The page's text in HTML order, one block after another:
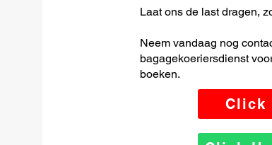
Laat ons de last dragen,
Neem vandaag nog
bagagekoeriersdienst
boeken.
Click